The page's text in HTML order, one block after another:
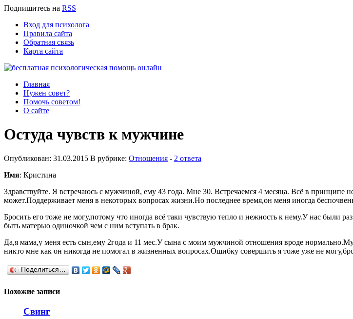
Подпишитесь на RSS
Вход для психолога
Правила сайта
Обратная связь
Карта сайта
Главная
Нужен совет?
Помочь советом!
О сайте
Остуда чувств к мужчине
Опубликован: 31.03.2015 В рубрике: Отношения - 2 ответа
Имя: Кристина
Здравствуйте. Я встречаюсь с мужчиной, ему 43 года. Мне 30. Встречаемся 4 месяца. Всё в принципе
может.Поддерживает меня в некоторых вопросах жизни.Но последнее время,он меня иногда
Бросить его тоже не могу,потому что иногда всё таки чувствую тепло и нежность к нему.У нас были
быть матерью одиночкой чем с ним вступать в брак.
Да,я мама,у меня есть сын,ему 2года и 11 мес.У сына с моим мужчиной отношения вроде
никто мне как он никогда не помогал в жизненных вопросах.Ошибку совершить я тоже уже не
Поделиться…
Похожие записи
Свинг